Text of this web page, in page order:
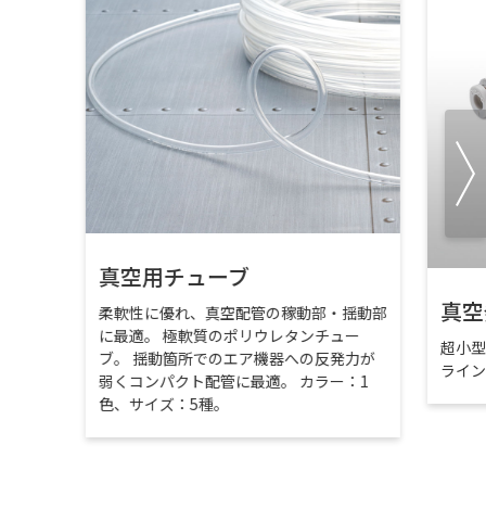
真空用チューブ
柔軟性に優れ、真空配管の稼動部・揺動部
に最適。 極軟質のポリウレタンチュー
ブ。 揺動箇所でのエア機器への反発力が
弱くコンパクト配管に最適。 カラー：1
色、サイズ：5種。
真
超小
ライ